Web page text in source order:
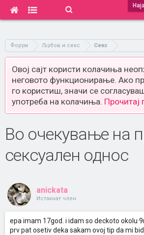
Форум Љубов и секс Секс
Овој сајт користи колачиња
неговото функционирање. Ако
го користиш, значи се
употреба на колачиња. Прочитај
Во очекување на
сексуален однос
anickata
Истакнат член
epa imam 17god. i idam so deckoto okolu
prv pat osetiv deka sakam ovoj tip da mi